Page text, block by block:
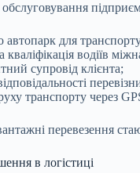
обслуговування
для
водіїв
супровід клієнта;
транспорту через
перевезення
в логістиці